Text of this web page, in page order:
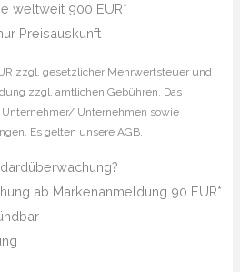
weltweit 900 EUR*
Preisauskunft
zzgl. gesetzlicher Mehrwertsteuer und
zzgl. amtlichen Gebühren. Das
Unternehmen sowie
Es gelten unsere AGB.
ab Markenanmeldung 90 EUR*